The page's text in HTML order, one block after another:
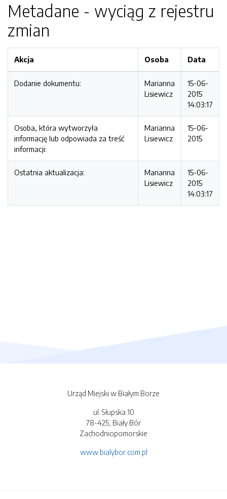
Metadane - wyciąg z rejestru
zmian
Akcja Osoba Data
Dodanie dokumentu:
Marianna
Lisiewicz
15-06-
2015
14:03:17
Osoba, która wytworzyła
informację lub odpowiada za treść
informacji:
Marianna
Lisiewicz
15-06-
2015
Ostatnia aktualizacja:
Marianna
Lisiewicz
15-06-
2015
14:03:17
Urząd Miejski w Białym Borze
ul. Słupska 10
78-425, Biały Bór
Zachodniopomorskie
www.bialybor.com.pl